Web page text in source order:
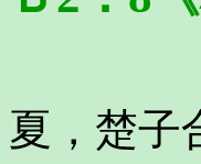
夏，楚子